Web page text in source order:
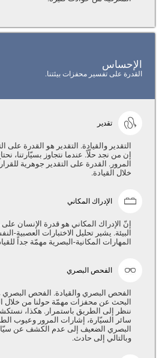
الإحساس
القدرة على تفسير محفزات بيئتنا.
تقدير
التقدير والقيادة. التقدير هو القدرة على
إن من نجد حلّاً. عندما نتجاوز بسيّارتنا،
المرور. القدرة على التقدير جوهرية
خلال القيادة.
الإدراك المكاني
إنّ الإدراك المكاني هو قدرة الإنسان
البيئة. يشير تحليل الاختبارات العصبية-
المهارات المكانية-البصرية مهمّة جداً
الفحص البصري
الفحص البصري والقيادة. الفحص البصري
البحث عن محفزات مهمّة حولنا من خلال
ننظر إلى الطريق باستمرار. هكذا،
سائر السيّارة، إشارات المرور وعيوب
البصري الضعيف إلى عدم الكشف عن
وبالتالي إلى حادث.